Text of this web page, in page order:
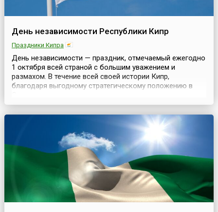
День независимости Республики Кипр
Праздники Кипра
День независимости — праздник, отмечаемый ежегодно
1 октября всей страной с большим уважением и
размахом. В течение всей своей истории Кипр,
благодаря выгодному стратегическому положению в
оставаясь на периферии различных империй (Римской,
Византийской), а в конце 16 века был завоеван турками-
османами, которые владели им 300 лет. В 1878 году Ки...